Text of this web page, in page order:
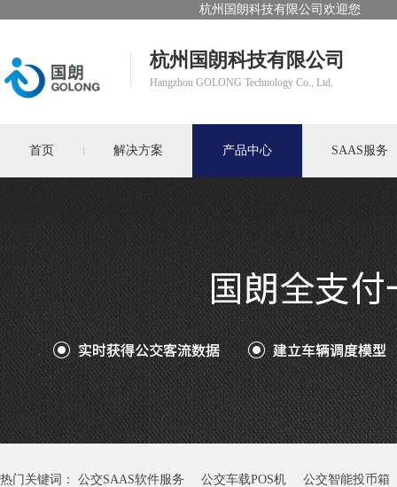
杭州国朗科技有限公司欢迎您
杭州国朗科技有限公司
Hangzhou GOLONG Technology Co., Ltd.
首页 解决方案 产品中心 SAAS服务
热门关键词： 公交SAAS软件服务 公交车载POS机 公交智能投币箱